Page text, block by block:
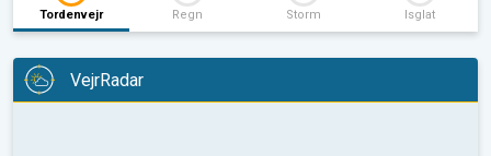
Tordenvejr Regn Storm Isglat
VejrRadar